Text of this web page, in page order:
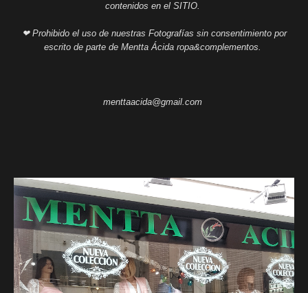
contenidos en el SITIO.
❤ Prohibido el uso de nuestras Fotografías sin consentimiento por
escrito de parte de Mentta Ácida ropa&complementos.
menttaacida@gmail.com